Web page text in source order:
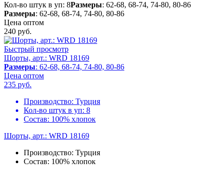
Кол-во штук в уп: 8Размеры: 62-68, 68-74, 74-80, 80-86
Размеры: 62-68, 68-74, 74-80, 80-86
Цена оптом
240 руб.
Быстрый просмотр
Шорты, арт.: WRD 18169
Размеры: 62-68, 68-74, 74-80, 80-86
Цена оптом
235 руб.
Производство: Турция
Кол-во штук в уп: 8
Состав: 100% хлопок
Шорты, арт.: WRD 18169
Производство: Турция
Состав: 100% хлопок